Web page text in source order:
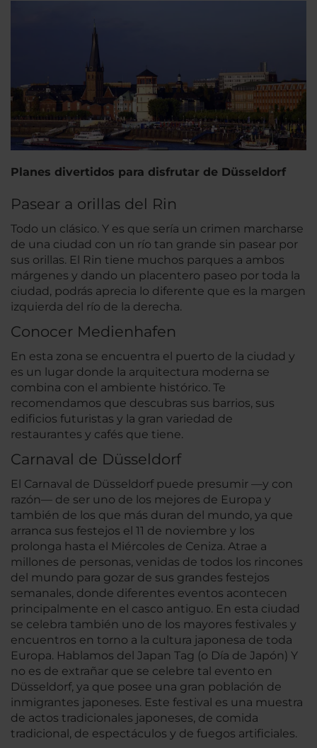
Planes divertidos para disfrutar de Düsseldorf
Pasear a orillas del Rin
Todo un clásico. Y es que sería un crimen marcharse
de una ciudad con un río tan grande sin pasear por
sus orillas. El Rin tiene muchos parques a ambos
márgenes y dando un placentero paseo por toda la
ciudad, podrás aprecia lo diferente que es la margen
izquierda del río de la derecha.
Conocer Medienhafen
En esta zona se encuentra el puerto de la ciudad y
es un lugar donde la arquitectura moderna se
combina con el ambiente histórico. Te
recomendamos que descubras sus barrios, sus
edificios futuristas y la gran variedad de
restaurantes y cafés que tiene.
Carnaval de Düsseldorf
El Carnaval de Düsseldorf puede presumir —y con
razón— de ser uno de los mejores de Europa y
también de los que más duran del mundo, ya que
arranca sus festejos el 11 de noviembre y los
prolonga hasta el Miércoles de Ceniza. Atrae a
millones de personas, venidas de todos los rincones
del mundo para gozar de sus grandes festejos
semanales, donde diferentes eventos acontecen
principalmente en el casco antiguo. En esta ciudad
se celebra también uno de los mayores festivales y
encuentros en torno a la cultura japonesa de toda
Europa. Hablamos del Japan Tag (o Día de Japón) Y
no es de extrañar que se celebre tal evento en
Düsseldorf, ya que posee una gran población de
inmigrantes japoneses. Este festival es una muestra
de actos tradicionales japoneses, de comida
tradicional, de espectáculos y de fuegos artificiales.